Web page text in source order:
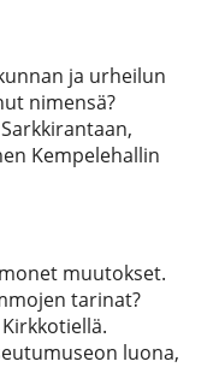
ja urheilun
nimensä?
Kempelehallin
muutokset.
tarinat?
luona,